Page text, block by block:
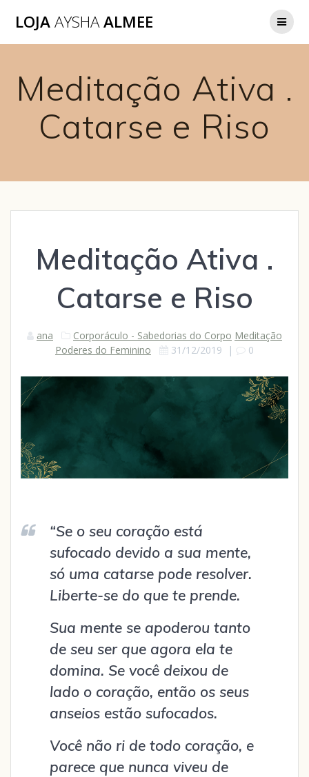
LOJAAYSHAALMEE
Meditação Ativa .
Catarse e Riso
Meditação Ativa .
Catarse e Riso
ana Corporáculo - Sabedorias do Corpo Meditação
Poderes do Feminino
31/12/2019 | 0
“Se o seu coração está
sufocado devido a sua mente,
só uma catarse pode resolver.
Liberte-se do que te prende.
Sua mente se apoderou tanto
de seu ser que agora ela te
domina. Se você deixou de
lado o coração, então os seus
anseios estão sufocados.
Você não ri de todo coração, e
parece que nunca viveu de